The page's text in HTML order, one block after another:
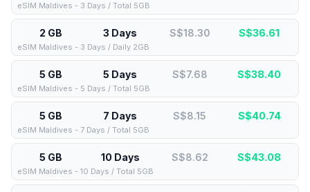
eSIM Maldives - 3 Days / Total 5GB
2 GB 3 Days S$18.30 S$36.61
eSIM Maldives - 3 Days / Daily 2GB
5 GB 5 Days S$7.68 S$38.40
eSIM Maldives - 5 Days / Total 5GB
5 GB 7 Days S$8.15 S$40.74
eSIM Maldives - 7 Days / Total 5GB
5 GB 10 Days S$8.62 S$43.08
eSIM Maldives - 10 Days / Total 5GB